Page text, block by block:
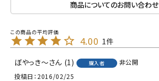
商品についてのお問い合わせ
4.00 1
ぼやっき～ 1 購入者
非公開
投稿日 2016/02/25